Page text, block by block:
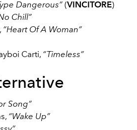
Dangerous”(VINCITORE)
Chill”
“Heart Of A Woman”
Carti, “Timeless”
Song”
“Wake Up”